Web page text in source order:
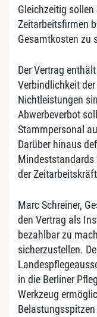
Gleichzeitig
Zeitarbeitsfirmen
Gesamtkosten zu
Der Vertrag
Verbindlichkeit
Nichtleistungen
Abwerbeverbot
Stammpersonal
Darüber hinaus
der
Marc Schreiner,
den Vertrag als
bezahlbar zu
sicherzustellen.
in die Berliner
Werkzeug